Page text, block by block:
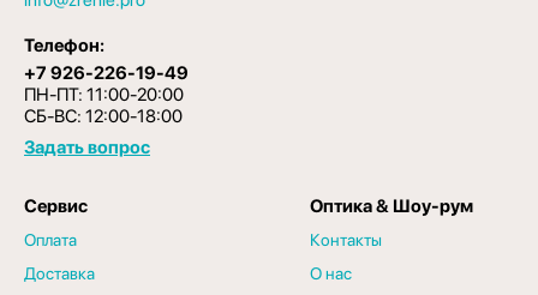
Телефон:
+7 926-226-19-49
ПН-ПТ: 11:00-20:00
СБ-ВС: 12:00-18:00
Задать вопрос
Сервис
Оплата
Доставка
Оптика & Шоу-рум
Контакты
О нас